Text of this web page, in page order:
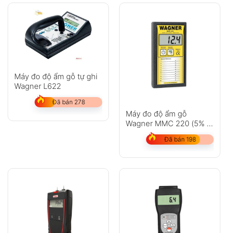
Máy đo độ ẩm gỗ tự ghi
Wagner L622
Đã bán 278
Máy đo độ ẩm gỗ
Wagner MMC 220 (5% –
Đã bán 198